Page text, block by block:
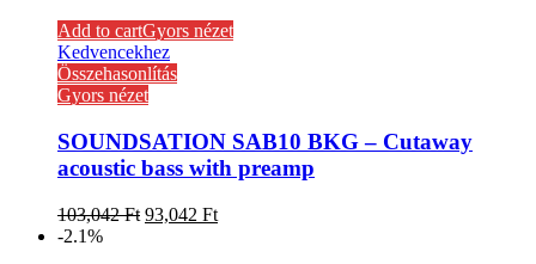
Add to cartGyors nézet
Kedvencekhez
Összehasonlítás
Gyors nézet
SOUNDSATION SAB10 BKG – Cutaway
acoustic bass with preamp
103,042Ft 93,042 Ft
-2.1%